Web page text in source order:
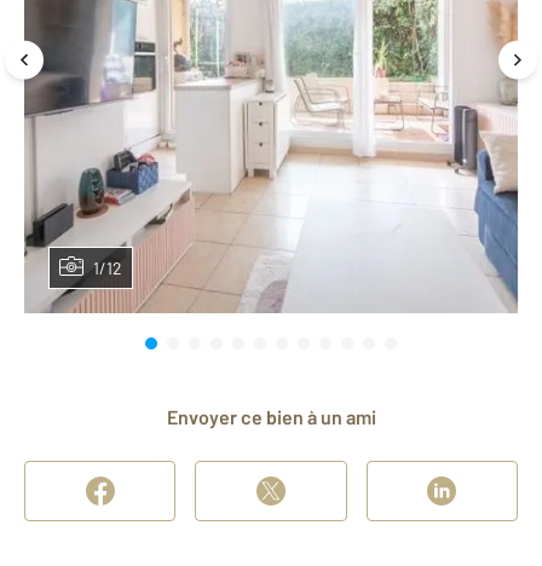
1/12
Envoyer ce bien à un ami